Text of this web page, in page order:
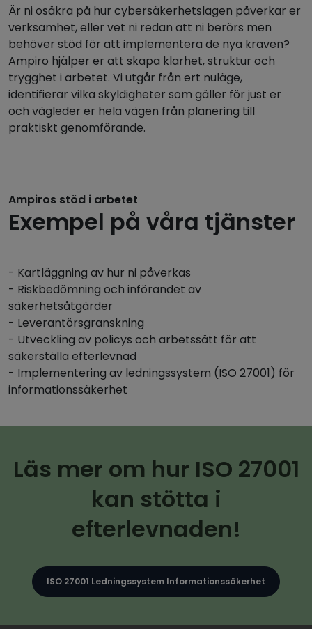
Är ni osäkra på hur cybersäkerhetslagen påverkar er
verksamhet, eller vet ni redan att ni berörs men
behöver stöd för att implementera de nya kraven?
Ampiro hjälper er att skapa klarhet, struktur och
trygghet i arbetet. Vi utgår från ert nuläge,
identifierar vilka skyldigheter som gäller för just er
och vägleder er hela vägen från planering till
praktiskt genomförande.
Ampiros stöd i arbetet
Exempel på våra tjänster
- Kartläggning av hur ni påverkas
- Riskbedömning och införandet av
säkerhetsåtgärder
- Leverantörsgranskning
- Utveckling av policys och arbetssätt för att
säkerställa efterlevnad
- Implementering av ledningssystem (ISO 27001) för
informationssäkerhet
Läs mer om hur ISO 27001
kan stötta i
efterlevnaden!
ISO 27001 Ledningssystem Informationssäkerhet